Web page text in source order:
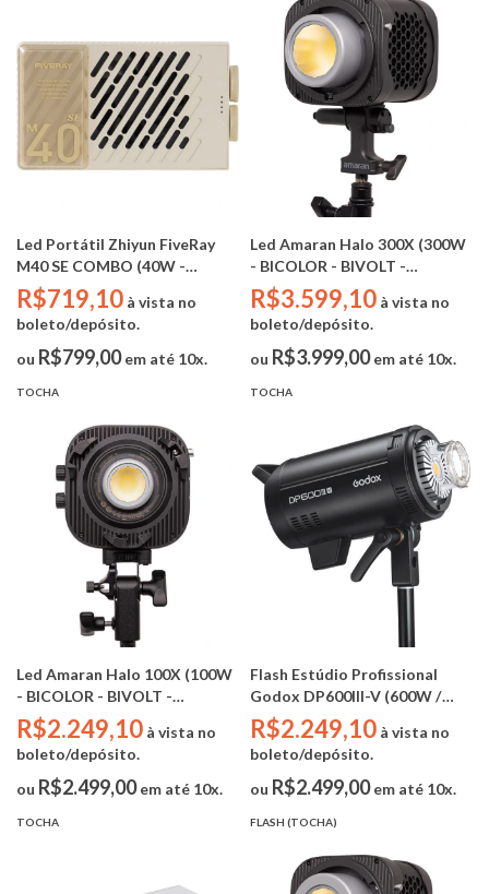
Led Portátil Zhiyun FiveRay
M40 SE COMBO (40W -
BICOLOR - CRI 95 - 2600mAh)
R$719,10 à vista no
boleto/depósito.
ou R$799,00em até 10x.
TOCHA
Led Amaran Halo 300X (300W
- BICOLOR - BIVOLT -
BOWENS - CRI 96 | TLCI 97 |
TM-30 94/102)
R$3.599,10 à vista no
boleto/depósito.
ou R$3.999,00em até 10x.
TOCHA
Led Amaran Halo 100X (100W
- BICOLOR - BIVOLT -
BOWENS - CRI 96 | TLCI 97 |
TM-30 94/102)
R$2.249,10 à vista no
boleto/depósito.
ou R$2.499,00em até 10x.
TOCHA
Flash Estúdio Profissional
Godox DP600III-V (600W /
Bivolt / Modelagem Led 30w /
Bowens)
R$2.249,10 à vista no
boleto/depósito.
ou R$2.499,00em até 10x.
FLASH (TOCHA)